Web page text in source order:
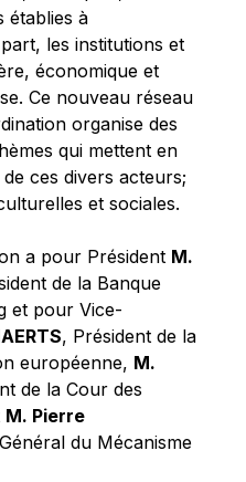
établies à
les institutions et
économique et
Ce nouveau réseau
organise des
qui mettent en
ces divers acteurs;
et sociales.
a pour Président M.
de la Banque
et pour Vice-
, Président de la
européenne, M.
de la Cour des
M. Pierre
du Mécanisme